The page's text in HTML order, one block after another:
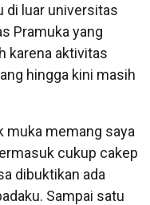
di luar universitas
Pramuka yang
karena aktivitas
hingga kini masih
muka memang saya
cukup cakep
dibuktikan ada
Sampai satu